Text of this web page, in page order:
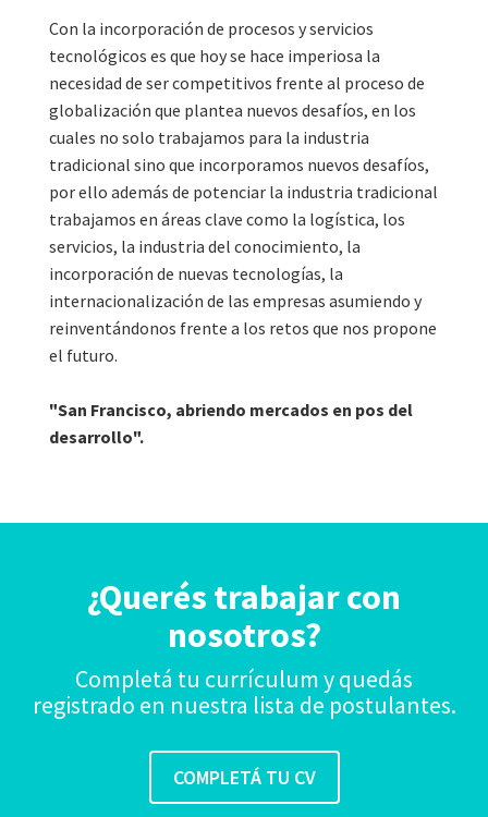
Con la incorporación de procesos y servicios
tecnológicos es que hoy se hace imperiosa la
necesidad de ser competitivos frente al proceso de
globalización que plantea nuevos desafíos, en los
cuales no solo trabajamos para la industria
tradicional sino que incorporamos nuevos desafíos,
por ello además de potenciar la industria tradicional
trabajamos en áreas clave como la logística, los
servicios, la industria del conocimiento, la
incorporación de nuevas tecnologías, la
internacionalización de las empresas asumiendo y
reinventándonos frente a los retos que nos propone
el futuro.
"San Francisco, abriendo mercados en pos del
desarrollo".
¿Querés trabajar con
nosotros?
Completá tu currículum y quedás
registrado en nuestra lista de postulantes.